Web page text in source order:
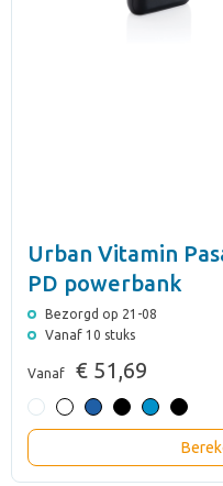
Urban Vitamin
PD powerbank
Bezorgd op 21-08
Vanaf 10 stuks
Vanaf € 51,69